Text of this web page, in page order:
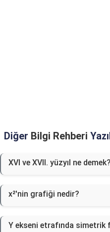
Diğer Bilgi Rehberi
XVI ve XVII. yüzyıl ne demek?
x²'nin grafiği nedir?
Y ekseni etrafında